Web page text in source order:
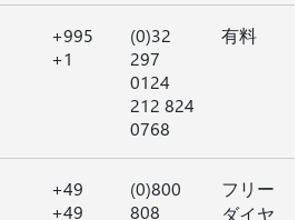
+995
+1
(0)32
297
0124
212 824
0768
有料
+49
+49
(0)800
808
フリー
ダイヤ